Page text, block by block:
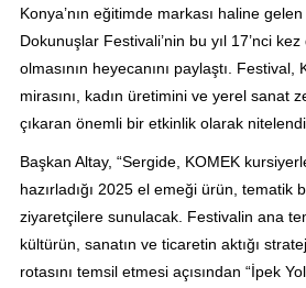
Konya’nın eğitimde markası haline gelen
Dokunuşlar Festivali’nin bu yıl 17’nci
olmasının heyecanını paylaştı. Festival,
mirasını, kadın üretimini ve yerel sanat
çıkaran önemli bir etkinlik olarak
Başkan Altay, “Sergide, KOMEK
hazırladığı 2025 el emeği ürün, tematik
ziyaretçilere sunulacak. Festivalin ana
kültürün, sanatın ve ticaretin aktığı
rotasını temsil etmesi açısından “İpek